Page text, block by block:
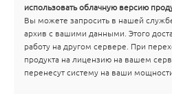
использовать облачную версию
Вы можете запросить в нашей
архив с вашими данными. Этого
работу на другом сервере. При
продукта на лицензию на вашем
перенесут систему на ваши